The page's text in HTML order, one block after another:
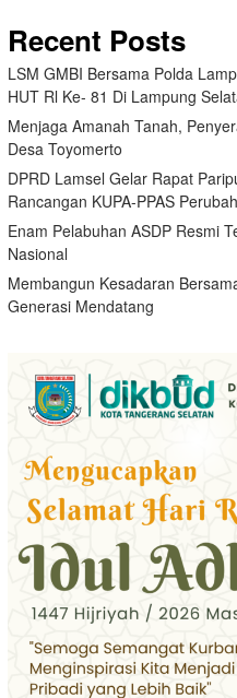
Recent Posts
LSM GMBI Bersama Polda
HUT Rl Ke- 81 Di Lampung
Menjaga Amanah Tanah,
Desa Toyomerto
DPRD Lamsel Gelar Rapat
Rancangan KUPA-PPAS
Enam Pelabuhan ASDP Resmi
Nasional
Membangun Kesadaran
Generasi Mendatang